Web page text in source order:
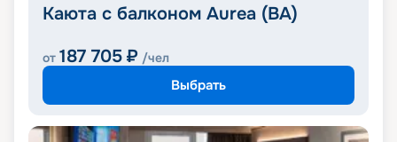
Каюта с балконом Aurea (BA)
от 187 705 ₽ /чел
Выбрать